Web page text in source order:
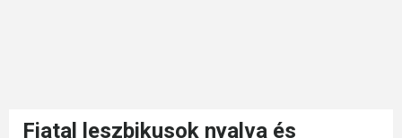
Fiatal leszbikusok nyalva és